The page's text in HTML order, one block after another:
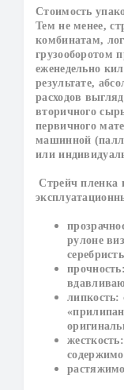
Стоимость
Тем не менее,
комбинатам,
грузооборотом
еженедельно
результате,
расходов
вторичного
первичного
машинной
или
Стрейч пленка
рулоне
липкость: